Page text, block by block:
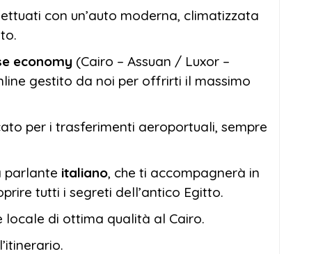
con un’auto moderna, climatizzata
economy (Cairo – Assuan / Luxor –
gestito da noi per offrirti il massimo
per i trasferimenti aeroportuali, sempre
parlante italiano, che ti accompagnerà in
tutti i segreti dell’antico Egitto.
locale di ottima qualità al Cairo.